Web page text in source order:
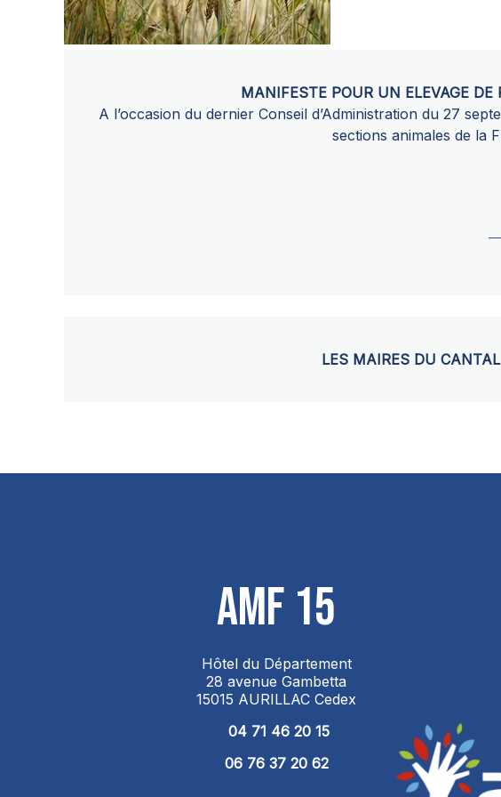
MANIFESTE POUR UN ELEVAGE
A l’occasion du dernier Conseil d’Administration du 27
sections animales de la
LES MAIRES DU
AMF 15
Hôtel du Département
28 avenue Gambetta
15015 AURILLAC Cedex
04 71 46 20 15
06 76 37 20 62